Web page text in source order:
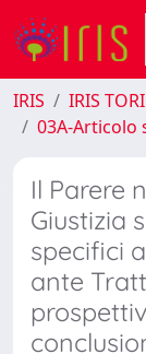
IRIS IRIS
03A-Articolo
Il Parere
Giustizia
specifici
ante